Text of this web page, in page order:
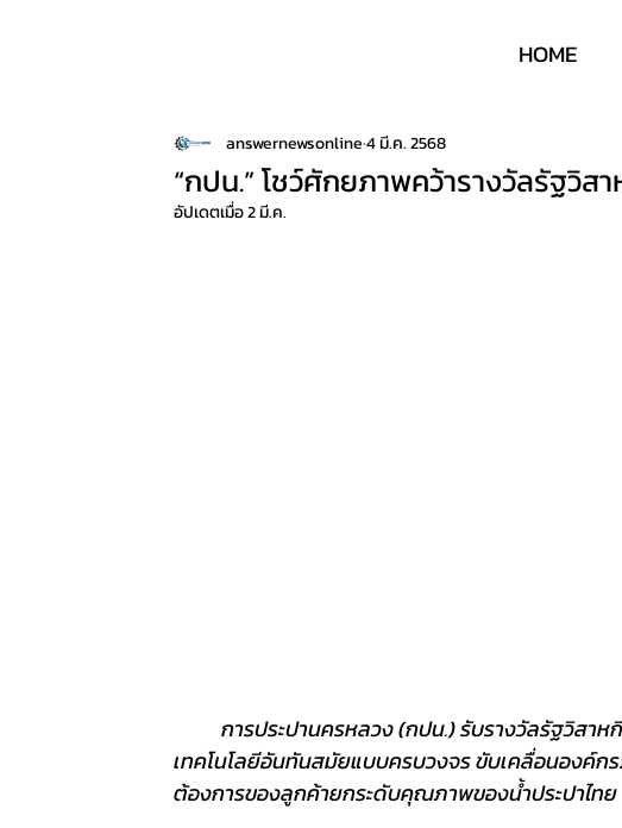
HOME
“กปน.” โชว์ศักยภาพคว้ารางวัลรัฐวิส
answernewsonline4 มี.ค. 2568
อัปเดตเมื่อ2 มี.ค.
การประปานครหลวง (กปน.) รับรางวัลรัฐวิสาห
เทคโนโลยีอันทันสมัยแบบครบวงจร ขับเคลื่อนองค์
ต้องการของลูกค้ายกระดับคุณภาพของน้ำประปาไทย